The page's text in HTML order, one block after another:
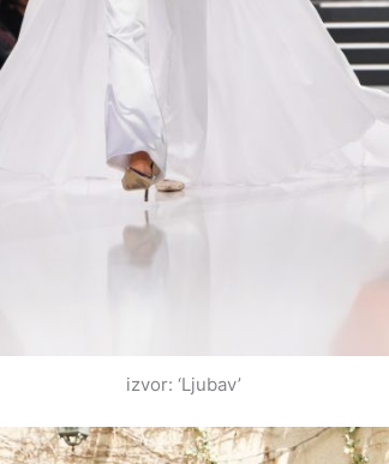
izvor: ‘Ljubav’